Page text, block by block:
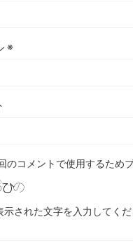
※
のコメントで使用するため
示された文字を入力してくだ